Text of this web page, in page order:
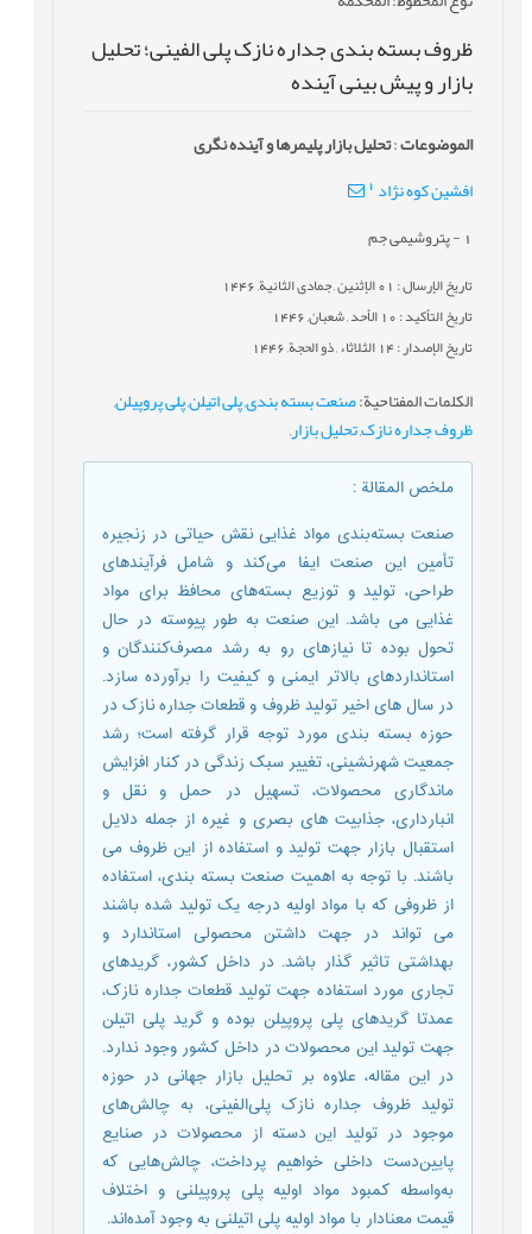
ظروف بسته بندی جداره نازک پلی الفینی؛ تحلیل
بازار و پیش بینی آینده
الموضوعات:تحلیل بازار پلیمرها و آینده نگری
افشین کوه نژاد
- پتروشیمی جم
تاريخ الإرسال : 01 الإثنين , جمادى الثانية, 1446
تاريخ التأكيد : 10 الأحد , شعبان, 1446
تاريخ الإصدار : 14 الثلاثاء , ذو الحجة, 1446
الکلمات المفتاحية:صنعت بسته بندی,پلی اتیلن,پلی پروپیلن,
ظروف جداره نازک,تحلیل بازار,
ملخص المقالة:
صنعت بسته‌بندی مواد غذایی نقش حیاتی در زنجیره
تأمین این صنعت ایفا می‌کند و شامل فرآیندهای
طراحی، تولید و توزیع بسته‌های محافظ برای مواد
غذایی می باشد. این صنعت به طور پیوسته در حال
تحول بوده تا نیازهای رو به رشد مصرف‌کنندگان و
استانداردهای بالاتر ایمنی و کیفیت را برآورده سازد.
در سال های اخیر تولید ظروف و قطعات جداره نازک در
حوزه بسته بندی مورد توجه قرار گرفته است؛ رشد
جمعیت شهرنشینی، تغییر سبک زندگی در کنار افزایش
ماندگاری محصولات، تسهیل در حمل و نقل و
انبارداری، جذابیت های بصری و غیره از جمله دلایل
استقبال بازار جهت تولید و استفاده از این ظروف می
باشند. با توجه به اهمیت صنعت بسته بندی، استفاده
از ظروفی که با مواد اولیه درجه یک تولید شده باشند
می تواند در جهت داشتن محصولی استاندارد و
بهداشتی تاثیر گذار باشد. در داخل کشور، گریدهای
تجاری مورد استفاده جهت تولید قطعات جداره نازک،
عمدتا گریدهای پلی پروپیلن بوده و گرید پلی اتیلن
جهت تولید این محصولات در داخل کشور وجود ندارد.
در این مقاله، علاوه بر تحلیل بازار جهانی در حوزه
تولید ظروف جداره نازک پلی‌الفینی، به چالش‌های
موجود در تولید این دسته از محصولات در صنایع
پایین‌دست داخلی خواهیم پرداخت، چالش‌هایی که
به‌واسطه کمبود مواد اولیه پلی پروپیلنی و اختلاف
قیمت معنادار با مواد اولیه پلی اتیلنی به وجود آمده‌اند.